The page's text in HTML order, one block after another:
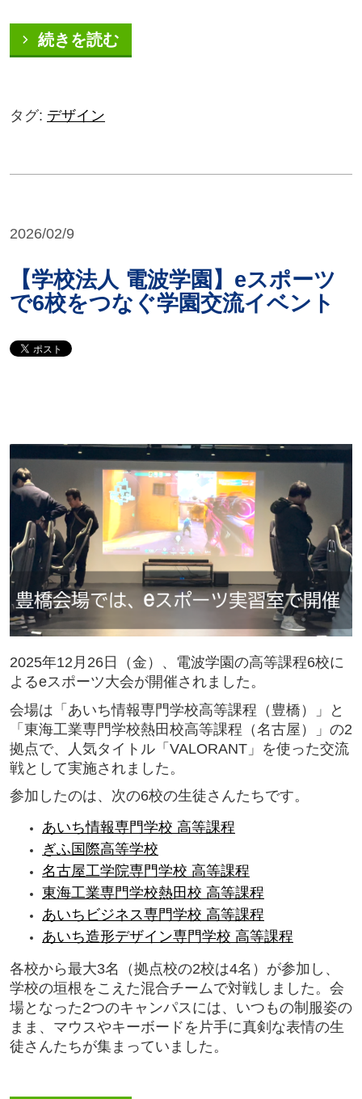
続きを読む
タグ: デザイン
2026/02/9
【学校法人 電波学園】eスポーツ
で6校をつなぐ学園交流イベント
2025年12月26日（金）、電波学園の高等課程6校に
よるeスポーツ大会が開催されました。
会場は「あいち情報専門学校高等課程（豊橋）」と
「東海工業専門学校熱田校高等課程（名古屋）」の2
拠点で、人気タイトル「VALORANT」を使った交流
戦として実施されました。
参加したのは、次の6校の生徒さんたちです。
あいち情報専門学校 高等課程
ぎふ国際高等学校
名古屋工学院専門学校 高等課程
東海工業専門学校熱田校 高等課程
あいちビジネス専門学校 高等課程
あいち造形デザイン専門学校 高等課程
各校から最大3名（拠点校の2校は4名）が参加し、
学校の垣根をこえた混合チームで対戦しました。会
場となった2つのキャンパスには、いつもの制服姿の
まま、マウスやキーボードを片手に真剣な表情の生
徒さんたちが集まっていました。